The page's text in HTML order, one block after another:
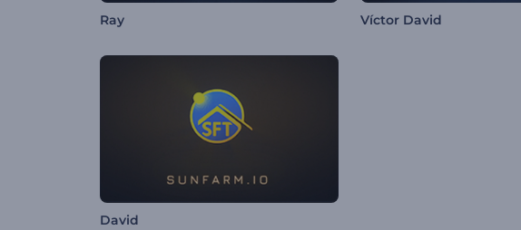
Ray Víctor David
David